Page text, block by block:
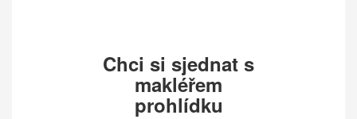
Chci si sjednat s
makléřem
prohlídku